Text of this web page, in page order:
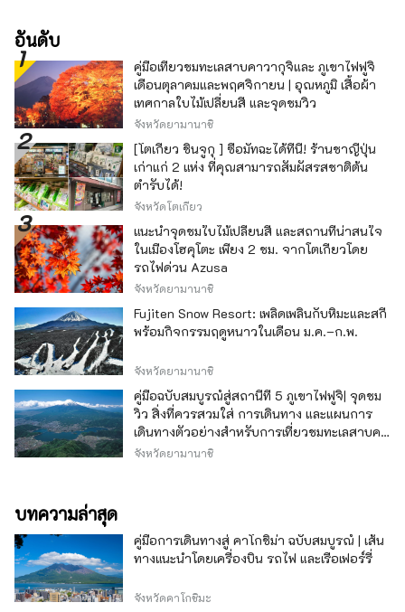
อันดับ
คู่มือเที่ยวชมทะเลสาบคาวากุจิและ ภูเขาไฟฟูจิ
เดือนตุลาคมและพฤศจิกายน | อุณหภูมิ เสื้อผ้า
เทศกาลใบไม้เปลี่ยนสี และจุดชมวิว
จังหวัดยามานาชิ
[โตเกียว ชินจูกุ ] ซื้อมัทฉะได้ที่นี่! ร้านชาญี่ปุ่น
เก่าแก่ 2 แห่ง ที่คุณสามารถสัมผัสรสชาติต้น
ตำรับได้!
จังหวัดโตเกียว
แนะนำจุดชมใบไม้เปลี่ยนสี และสถานที่น่าสนใจ
ในเมืองโฮคุโตะ เพียง 2 ชม. จากโตเกียวโดย
รถไฟด่วน Azusa
จังหวัดยามานาชิ
Fujiten Snow Resort: เพลิดเพลินกับหิมะและสกี
พร้อมกิจกรรมฤดูหนาวในเดือน ม.ค.–ก.พ.
จังหวัดยามานาชิ
คู่มือฉบับสมบูรณ์สู่สถานีที่ 5 ภูเขาไฟฟูจิ| จุดชม
วิว สิ่งที่ควรสวมใส่ การเดินทาง และแผนการ
เดินทางตัวอย่างสำหรับการเที่ยวชมทะเลสาบคา
วากุจิ
จังหวัดยามานาชิ
บทความล่าสุด
คู่มือการเดินทางสู่ คาโกชิม่า ฉบับสมบูรณ์ | เส้น
ทางแนะนำโดยเครื่องบิน รถไฟ และเรือเฟอร์รี่
จังหวัดคาโกชิมะ